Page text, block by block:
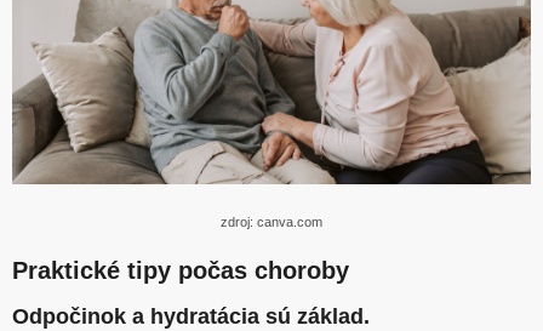
zdroj: canva.com
Praktické tipy počas choroby
Odpočinok a hydratácia sú základ.